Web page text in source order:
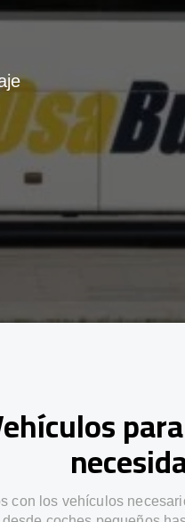
con los vehículos